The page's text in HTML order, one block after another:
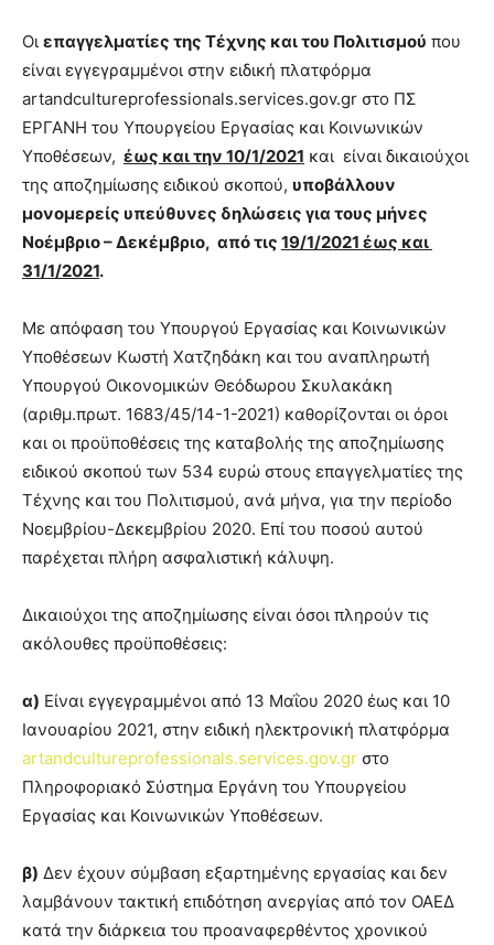
Οι επαγγελματίες της Τέχνης και του Πολιτισμού που
είναι εγγεγραμμένοι στην ειδική πλατφόρμα
artandcultureprofessionals.services.gov.gr στο ΠΣ
ΕΡΓΑΝΗ του Υπουργείου Εργασίας και Κοινωνικών
Υποθέσεων, έως και την 10/1/2021 και είναι δικαιούχοι
της αποζημίωσης ειδικού σκοπού, υποβάλλουν
μονομερείς υπεύθυνες δηλώσεις για τους μήνες
Νοέμβριο – Δεκέμβριο, από τις 19/1/2021 έως και
31/1/2021.
Με απόφαση του Υπουργού Εργασίας και Κοινωνικών
Υποθέσεων Κωστή Χατζηδάκη και του αναπληρωτή
Υπουργού Οικονομικών Θεόδωρου Σκυλακάκη
(αριθμ.πρωτ. 1683/45/14-1-2021) καθορίζονται οι όροι
και οι προϋποθέσεις της καταβολής της αποζημίωσης
ειδικού σκοπού των 534 ευρώ στους επαγγελματίες της
Τέχνης και του Πολιτισμού, ανά μήνα, για την περίοδο
Νοεμβρίου-Δεκεμβρίου 2020. Επί του ποσού αυτού
παρέχεται πλήρη ασφαλιστική κάλυψη.
Δικαιούχοι της αποζημίωσης είναι όσοι πληρούν τις
ακόλουθες προϋποθέσεις:
α) Είναι εγγεγραμμένοι από 13 Μαΐου 2020 έως και 10
Ιανουαρίου 2021, στην ειδική ηλεκτρονική πλατφόρμα
artandcultureprofessionals.services.gov.gr στο
Πληροφοριακό Σύστημα Εργάνη του Υπουργείου
Εργασίας και Κοινωνικών Υποθέσεων.
β) Δεν έχουν σύμβαση εξαρτημένης εργασίας και δεν
λαμβάνουν τακτική επιδότηση ανεργίας από τον ΟΑΕΔ
κατά την διάρκεια του προαναφερθέντος χρονικού